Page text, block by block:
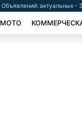
Объявлений: актуальных -
МОТО